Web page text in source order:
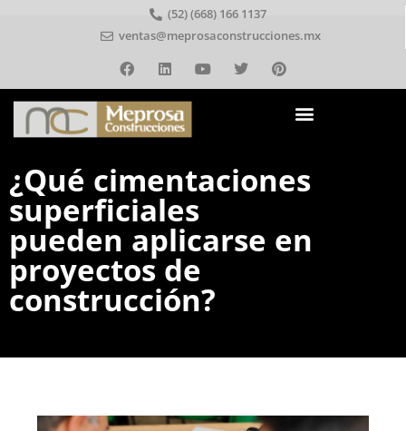
(52) (668) 166 1137
ventas@meprosaconstrucciones.mx
¿Qué cimentaciones
superficiales
pueden aplicarse en
proyectos de
construcción?